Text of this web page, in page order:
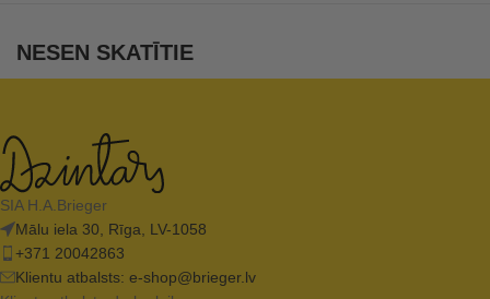
NESEN SKATĪTIE
SIA H.A.Brieger
Mālu iela 30, Rīga, LV-1058
+371 20042863
Klientu atbalsts: e-shop@brieger.lv